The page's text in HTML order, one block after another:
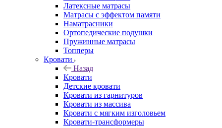
Латексные матрасы
Матрасы с эффектом памяти
Наматрасники
Ортопедические подушки
Пружинные матрасы
Топперы
Кровати
Назад
Кровати
Детские кровати
Кровати из гарнитуров
Кровати из массива
Кровати с мягким изголовьем
Кровати-трансформеры